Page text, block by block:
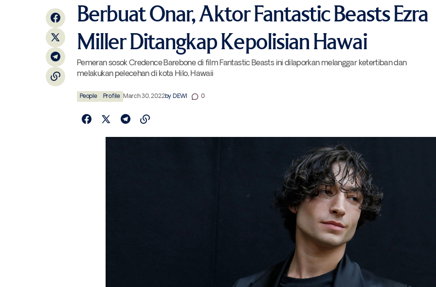
Berbuat Onar, Aktor Fantastic Beasts Ezra
Miller Ditangkap Kepolisian Hawai
Pemeran sosok Credence Barebone di film Fantastic Beasts ini dilaporkan melanggar ketertiban dan
melakukan pelecehan di kota Hilo, Hawaii
People Profile March 30, 2022by DEWI 0